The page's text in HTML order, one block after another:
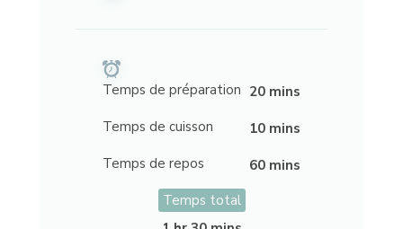
Temps de préparation 20 mins
Temps de cuisson
10 mins
Temps de repos
60 mins
Temps total